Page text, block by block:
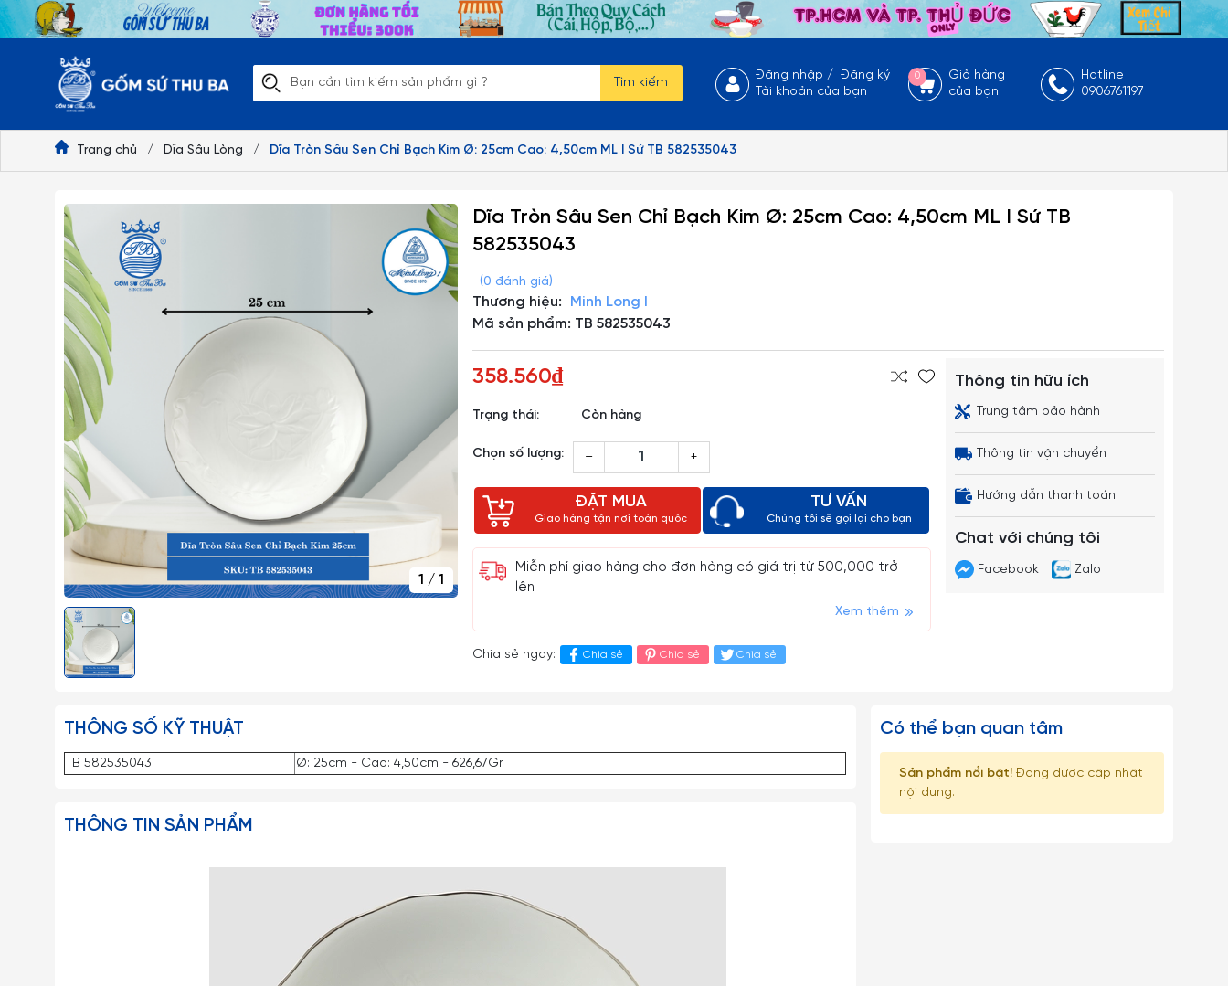
Tìm kiếm
Đăng nhập /Đăng ký
Tài khoản của bạn
0
Giỏ hàng
của bạn
Hotline
0906761197
Trang chủ / Dĩa Sâu Lòng / Dĩa Tròn Sâu Sen Chỉ Bạch Kim Ø: 25cm Cao: 4,50cm ML I Sứ TB 582535043
1 /1
Dĩa Tròn Sâu Sen Chỉ Bạch Kim Ø: 25cm Cao: 4,50cm ML I Sứ TB
582535043
(0 đánh giá)
Thương hiệu:
Minh Long I
Mã sản phẩm: TB 582535043
358.560₫
Trạng thái: Còn hàng
Chọn số lượng: – +
ĐẶT MUA
Giao hàng tận nơi toàn quốc
TƯ VẤN
Chúng tôi sẽ gọi lại cho bạn
Miễn phí giao hàng cho đơn hàng có giá trị từ 500,000 trở
lên
Xem thêm
Chia sẻ ngay: Chia sẻ Chia sẻ Chia sẻ
Thông tin hữu ích
Trung tâm bảo hành
Thông tin vận chuyển
Hướng dẫn thanh toán
Chat với chúng tôi
Facebook Zalo
THÔNG SỐ KỸ THUẬT
TB 582535043 Ø: 25cm - Cao: 4,50cm - 626,67Gr.
THÔNG TIN SẢN PHẨM
Có thể bạn quan tâm
Sản phẩm nổi bật!Đang được cập nhật
nội dung.